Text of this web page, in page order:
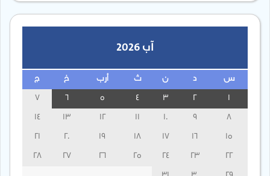
آب 2026
س ن ث أرب خ ج
3
13
14
15
16
17
18
19
20
21
22
23
24
25
26
27
28